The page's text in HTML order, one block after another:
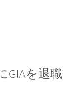
GIAを退職